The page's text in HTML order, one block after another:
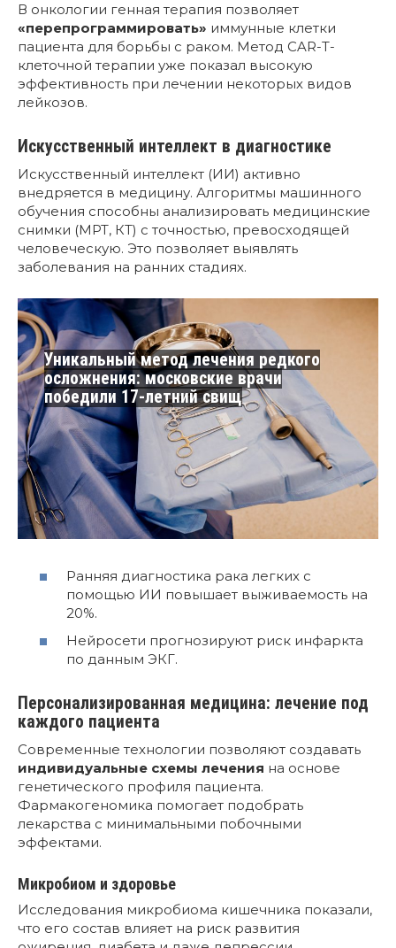
В онкологии генная терапия позволяет
«перепрограммировать» иммунные клетки
пациента для борьбы с раком. Метод CAR-T-
клеточной терапии уже показал высокую
эффективность при лечении некоторых видов
лейкозов.
Искусственный интеллект в диагностике
Искусственный интеллект (ИИ) активно
внедряется в медицину. Алгоритмы машинного
обучения способны анализировать медицинские
снимки (МРТ, КТ) с точностью, превосходящей
человеческую. Это позволяет выявлять
заболевания на ранних стадиях.
Уникальный метод лечения редкого
осложнения: московские врачи
победили 17-летний свищ
Ранняя диагностика рака легких с
помощью ИИ повышает выживаемость на
20%.
Нейросети прогнозируют риск инфаркта
по данным ЭКГ.
Персонализированная медицина: лечение под
каждого пациента
Современные технологии позволяют создавать
индивидуальные схемы лечения на основе
генетического профиля пациента.
Фармакогеномика помогает подобрать
лекарства с минимальными побочными
эффектами.
Микробиом и здоровье
Исследования микробиома кишечника показали,
что его состав влияет на риск развития